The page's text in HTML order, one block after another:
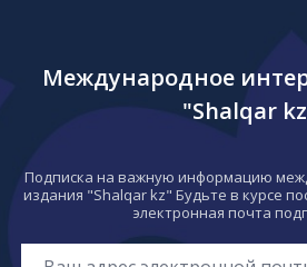
Международное
"Shalqar
Подписка на важную информацию
издания "Shalqar kz" Будьте в курсе
электронная почта